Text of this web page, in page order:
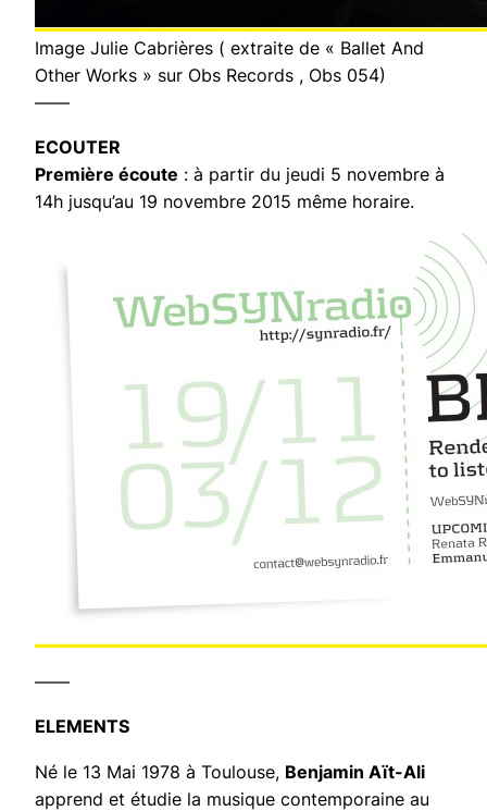
Image Julie Cabrières ( extraite de « Ballet And
Other Works » sur Obs Records , Obs 054)
——
ECOUTER
Première écoute : à partir du jeudi 5 novembre à
14h jusqu’au 19 novembre 2015 même horaire.
——
ELEMENTS
Né le 13 Mai 1978 à Toulouse, Benjamin Aït-Ali
apprend et étudie la musique contemporaine au